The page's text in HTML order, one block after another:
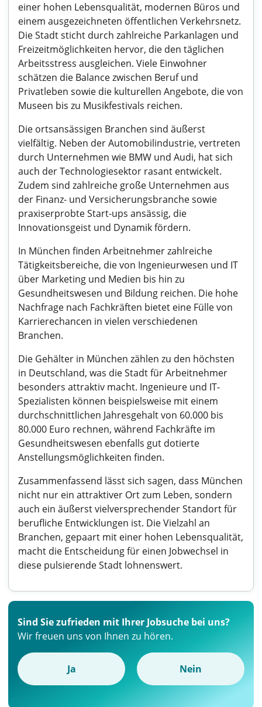
einer hohen Lebensqualität, modernen Büros und
einem ausgezeichneten öffentlichen Verkehrsnetz.
Die Stadt sticht durch zahlreiche Parkanlagen und
Freizeitmöglichkeiten hervor, die den täglichen
Arbeitsstress ausgleichen. Viele Einwohner
schätzen die Balance zwischen Beruf und
Privatleben sowie die kulturellen Angebote, die von
Museen bis zu Musikfestivals reichen.
Die ortsansässigen Branchen sind äußerst
vielfältig. Neben der Automobilindustrie, vertreten
durch Unternehmen wie BMW und Audi, hat sich
auch der Technologiesektor rasant entwickelt.
Zudem sind zahlreiche große Unternehmen aus
der Finanz- und Versicherungsbranche sowie
praxiserprobte Start-ups ansässig, die
Innovationsgeist und Dynamik fördern.
In München finden Arbeitnehmer zahlreiche
Tätigkeitsbereiche, die von Ingenieurwesen und IT
über Marketing und Medien bis hin zu
Gesundheitswesen und Bildung reichen. Die hohe
Nachfrage nach Fachkräften bietet eine Fülle von
Karrierechancen in vielen verschiedenen
Branchen.
Die Gehälter in München zählen zu den höchsten
in Deutschland, was die Stadt für Arbeitnehmer
besonders attraktiv macht. Ingenieure und IT-
Spezialisten können beispielsweise mit einem
durchschnittlichen Jahresgehalt von 60.000 bis
80.000 Euro rechnen, während Fachkräfte im
Gesundheitswesen ebenfalls gut dotierte
Anstellungsmöglichkeiten finden.
Zusammenfassend lässt sich sagen, dass München
nicht nur ein attraktiver Ort zum Leben, sondern
auch ein äußerst vielversprechender Standort für
berufliche Entwicklungen ist. Die Vielzahl an
Branchen, gepaart mit einer hohen Lebensqualität,
macht die Entscheidung für einen Jobwechsel in
diese pulsierende Stadt lohnenswert.
Sind Sie zufrieden mit Ihrer Jobsuche bei uns?
Wir freuen uns von Ihnen zu hören.
Ja Nein